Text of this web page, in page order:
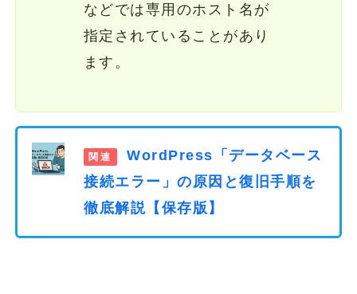
などでは専用のホスト名が
指定されていることがあり
ます。
WordPress「データベース
接続エラー」の原因と復旧手順を
徹底解説【保存版】